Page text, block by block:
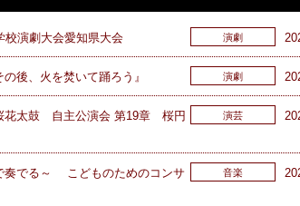
校演劇大会愛知県大会 演劇
後、火を焚いて踊ろう』 演劇
花太鼓 自主公演会 第19章 桜円
演芸
奏でる～ こどものためのコンサ
音楽